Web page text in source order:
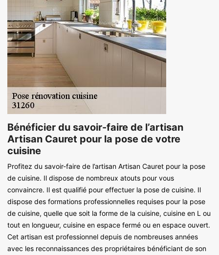
Bénéficier du savoir-faire de l’artisan
Artisan Cauret pour la pose de votre
cuisine
Profitez du savoir-faire de l’artisan Artisan Cauret pour la pose
de cuisine. Il dispose de nombreux atouts pour vous
convaincre. Il est qualifié pour effectuer la pose de cuisine. Il
dispose des formations professionnelles requises pour la pose
de cuisine, quelle que soit la forme de la cuisine, cuisine en L ou
tout en longueur, cuisine en espace fermé ou en espace ouvert.
Cet artisan est professionnel depuis de nombreuses années
avec les reconnaissances des propriétaires bénéficiant de son